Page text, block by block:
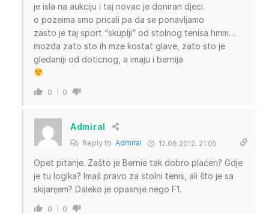
je isla na aukciju i taj novac je doniran djeci.
o pozeima smo pricali pa da se ponavljamo
zasto je taj sport “skuplji” od stolnog tenisa hmm…
mozda zato sto ih mze kostat glave, zato sto je
gledaniji od doticnog, a imaju i bernija
0 0
Admiral
Reply to Admiral 12.06.2012. 21:05
Opet pitanje. Zašto je Bernie tak dobro plaćen? Gdje
je tu logika? Imaš pravo za stolni tenis, ali što je sa
skijanjem? Daleko je opasnije nego F1.
0 0